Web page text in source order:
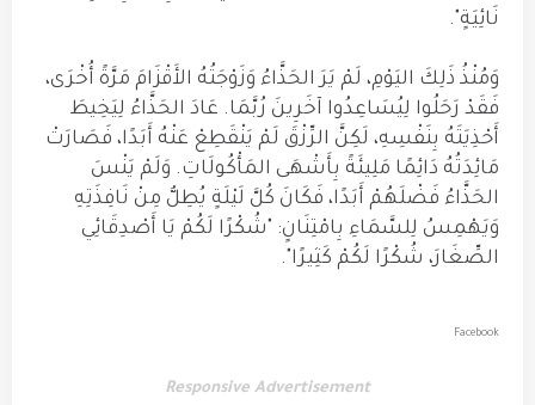
نَائِيَةٍ".
وَمُنْذُ ذَلِكَ اليَوْمِ، لَمْ يَرَ الحَذَّاءُ وَزَوْجَتُهُ الأَقْزَامَ مَرَّةً أُخْرَى،
فَقَدْ رَحَلُوا لِيُسَاعِدُوا آخَرِينَ رُبَّمَا. عَادَ الحَذَّاءُ لِيَخِيطَ
أَحْذِيَتَهُ بِنَفْسِهِ، لَكِنَّ الرِّزْقَ لَمْ يَنْقَطِعْ عَنْهُ أَبَدًا، فَصَارَتْ
مَائِدَتُهُ دَائِمًا مَلِيئَةً بِأَشْهَى المَأْكُولَاتِ. وَلَمْ يَنْسَ
الحَذَّاءُ فَضْلَهُمْ أَبَدًا، فَكَانَ كُلَّ لَيْلَةٍ يُطِلُّ مِنْ نَافِذَتِهِ
وَيَهْمِسُ لِلسَّمَاءِ بِامْتِنَانٍ: "شُكْرًا لَكُمْ يَا أَصْدِقَائِي
الصِّغَارَ، شُكْرًا لَكُمْ كَثِيرًا".
Facebook
Responsive Advertisement